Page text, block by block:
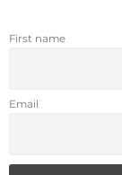
First name
Email